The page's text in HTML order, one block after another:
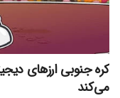
کره جنوبی ارزهای
می‌کند